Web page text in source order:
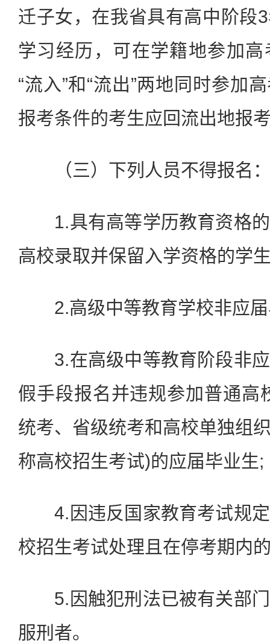
迁子女，在我省具有高中阶段
学习经历，可在学籍地参加
“流入”和“流出”两地同时参加
报考条件的考生应回流出地报
（三）下列人员不得报名
1.具有高等学历教育资格的
高校录取并保留入学资格的学
2.高级中等教育学校非应届
3.在高级中等教育阶段非应
假手段报名并违规参加普通高
统考、省级统考和高校单独组
称高校招生考试)的应届毕业生;
4.因违反国家教育考试规定
校招生考试处理且在停考期内
5.因触犯刑法已被有关部门
服刑者。